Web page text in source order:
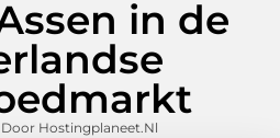
in de
Hostingplaneet.nl